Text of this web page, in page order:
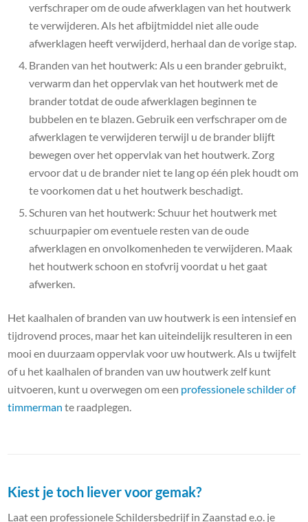
verfschraper om de oude afwerklagen van het houtwerk
te verwijderen. Als het afbijtmiddel niet alle oude
afwerklagen heeft verwijderd, herhaal dan de vorige stap.
Branden van het houtwerk: Als u een brander gebruikt,
verwarm dan het oppervlak van het houtwerk met de
brander totdat de oude afwerklagen beginnen te
bubbelen en te blazen. Gebruik een verfschraper om de
afwerklagen te verwijderen terwijl u de brander blijft
bewegen over het oppervlak van het houtwerk. Zorg
ervoor dat u de brander niet te lang op één plek houdt om
te voorkomen dat u het houtwerk beschadigt.
Schuren van het houtwerk: Schuur het houtwerk met
schuurpapier om eventuele resten van de oude
afwerklagen en onvolkomenheden te verwijderen. Maak
het houtwerk schoon en stofvrij voordat u het gaat
afwerken.
Het kaalhalen of branden van uw houtwerk is een intensief en
tijdrovend proces, maar het kan uiteindelijk resulteren in een
mooi en duurzaam oppervlak voor uw houtwerk. Als u twijfelt
of u het kaalhalen of branden van uw houtwerk zelf kunt
uitvoeren, kunt u overwegen om een ​​ professionele schilder of
timmerman te raadplegen.
Kiest je toch liever voor gemak?
Laat een professionele Schildersbedrijf in Zaanstad e.o. je